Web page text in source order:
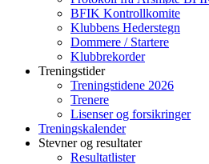
BFIK Kontrollkomite
Klubbens Hederstegn
Dommere / Startere
Klubbrekorder
Treningstider
Treningstidene 2026
Trenere
Lisenser og forsikringer
Treningskalender
Stevner og resultater
Resultatlister